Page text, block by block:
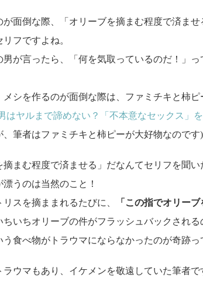
が面倒な際、「オリーブを摘まむ程度で済ま
フですよね。
男が言ったら、「何を気取っているのだ！」っ
メシを作るのが面倒な際は、ファミチキと柿
はヤルまで諦めない？「不本意なセックス」
筆者はファミチキと柿ピーが大好物なのです)
摘まむ程度で済ませる」だなんてセリフを聞
うのは当然のこと！
スを摘ままれるたびに、
「この指でオリー
ちいちオリーブの件がフラッシュバックされる
う食べ物がトラウマにならなかったのが奇跡っ
ラウマもあり、イケメンを敬遠していた筆者